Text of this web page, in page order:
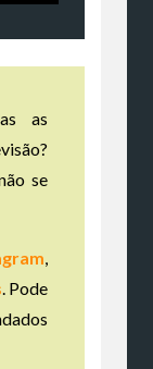
as
se
. Pode